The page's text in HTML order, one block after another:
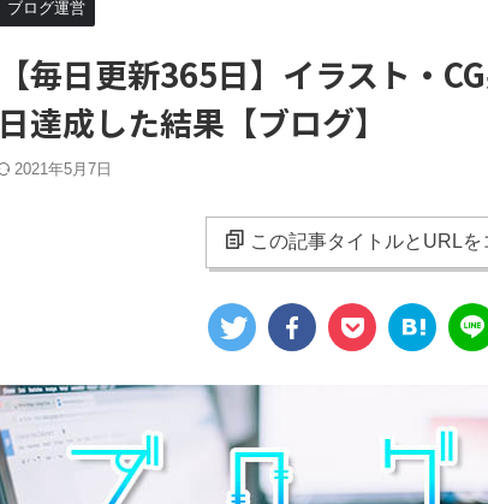
ブログ運営
【毎日更新365日】イラスト・
日達成した結果【ブログ】
2021年5月7日
この記事タイトルとURLを